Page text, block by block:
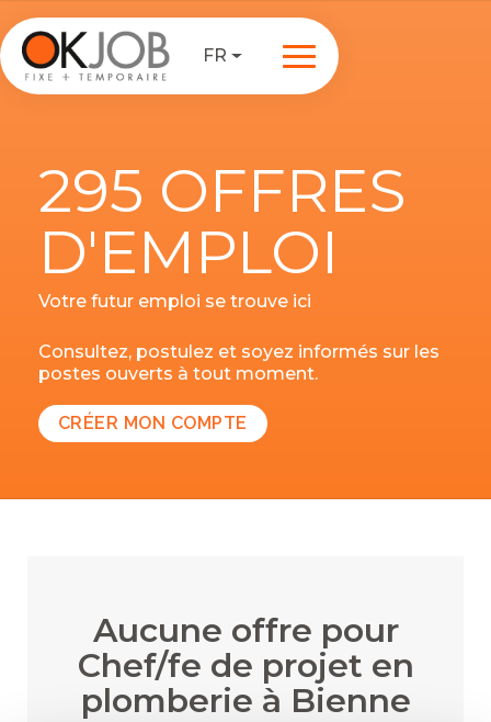
FR
295 OFFRES
D'EMPLOI
Votre futur emploi se trouve ici
Consultez, postulez et soyez informés sur les
postes ouverts à tout moment.
CRÉER MON COMPTE
Aucune offre pour
Chef/fe de projet en
plomberie à Bienne